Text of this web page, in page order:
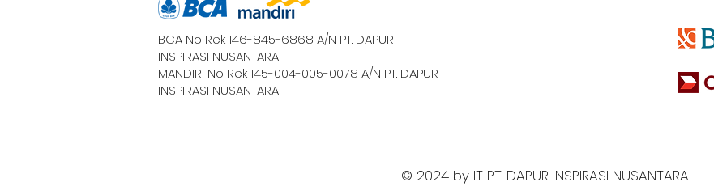
BCA No Rek 146-845-6868 A/N PT. DAPUR
INSPIRASI NUSANTARA
MANDIRI No Rek 145-004-005-0078 A/N PT. DAPUR
INSPIRASI NUSANTARA
© 2024 by IT PT. DAPUR INSPIRASI NUSANTARA